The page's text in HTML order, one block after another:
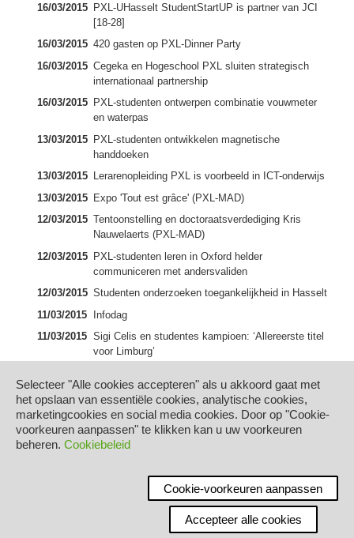
Selecteer "Alle cookies accepteren" als u akkoord gaat met
het opslaan van essentiële cookies, analytische cookies,
marketingcookies en social media cookies. Door op "Cookie-
voorkeuren aanpassen" te klikken kan u uw voorkeuren
beheren. Cookiebeleid
Cookie-voorkeuren aanpassen
Accepteer alle cookies
16/03/2015 PXL-UHasselt StudentStartUP is partner van JCI
[18-28]
16/03/2015 420 gasten op PXL-Dinner Party
16/03/2015 Cegeka en Hogeschool PXL sluiten strategisch
internationaal partnership
16/03/2015 PXL-studenten ontwerpen combinatie vouwmeter
en waterpas
13/03/2015 PXL-studenten ontwikkelen magnetische
handdoeken
13/03/2015 Lerarenopleiding PXL is voorbeeld in ICT-onderwijs
13/03/2015 Expo 'Tout est grâce' (PXL-MAD)
12/03/2015 Tentoonstelling en doctoraatsverdediging Kris
Nauwelaerts (PXL-MAD)
12/03/2015 PXL-studenten leren in Oxford helder
communiceren met andersvaliden
12/03/2015 Studenten onderzoeken toegankelijkheid in Hasselt
11/03/2015 Infodag
11/03/2015 Sigi Celis en studentes kampioen: ‘Allereerste titel
voor Limburg’
10/03/2015
Masterstudenten PXL-MAD geselecteerd voor
biënnale Picturale 2015
10/03/2015Uitwisselingsproject Biotechnologie (PXL-Tech) met
HELHA Fleurus
in Start it @ KBC
PXL-ers winnen medailles op Groot Vlaams
Studentenkampioenschap